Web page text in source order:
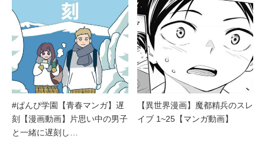
#ぱんぴ学園【青春マンガ】遅
刻【漫画動画】片思い中の男子
と一緒に遅刻し…
【異世界漫画】魔都精兵のスレ
イブ 1~25【マンガ動画】